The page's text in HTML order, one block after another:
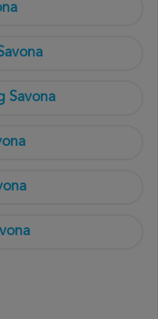
Savona